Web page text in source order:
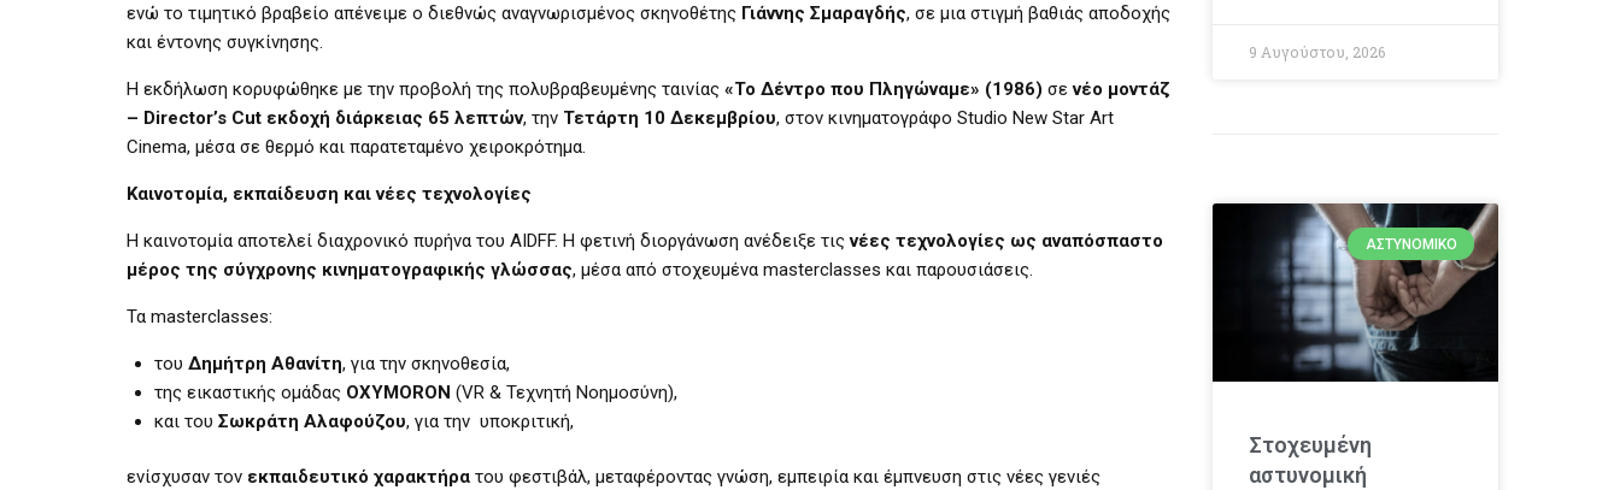
ενώ το τιμητικό βραβείο απένειμε ο διεθνώς αναγνωρισμένος σκηνοθέτης Γιάννης Σμαραγδής, σε μια στιγμή βαθιάς αποδοχής
και έντονης συγκίνησης.
Η εκδήλωση κορυφώθηκε με την προβολή της πολυβραβευμένης ταινίας «Το Δέντρο που Πληγώναμε» (1986) σενέο μοντάζ
– Director’s Cut εκδοχή διάρκειας 65 λεπτών, την Τετάρτη 10 Δεκεμβρίου, στον κινηματογράφο Studio New Star Art
Cinema, μέσα σε θερμό και παρατεταμένο χειροκρότημα.
Καινοτομία, εκπαίδευση και νέες τεχνολογίες
Η καινοτομία αποτελεί διαχρονικό πυρήνα του AIDFF. Η φετινή διοργάνωση ανέδειξε τιςνέες τεχνολογίες ως αναπόσπαστο
μέρος της σύγχρονης κινηματογραφικής γλώσσας, μέσα από στοχευμένα masterclasses και παρουσιάσεις.
Τα masterclasses:
του Δημήτρη Αθανίτη, για την σκηνοθεσία,
της εικαστικής ομάδας OXYMORON (VR & Τεχνητή Νοημοσύνη),
και του Σωκράτη Αλαφούζου, για την υποκριτική,
ενίσχυσαν τον εκπαιδευτικό χαρακτήρα του φεστιβάλ, μεταφέροντας γνώση, εμπειρία και έμπνευση στις νέες γενιές
9 Αυγούστου, 2026
ΑΣΤΥΝΟΜΙΚΌ
Στοχευμένη
αστυνομική